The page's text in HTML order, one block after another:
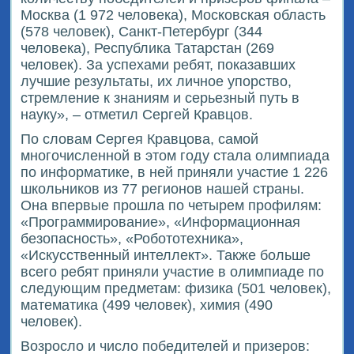
Москва (1 972 человека), Московская область
(578 человек), Санкт-Петербург (344
человека), Республика Татарстан (269
человек). За успехами ребят, показавших
лучшие результаты, их личное упорство,
стремление к знаниям и серьезный путь в
науку», – отметил Сергей Кравцов.
По словам Сергея Кравцова, самой
многочисленной в этом году стала олимпиада
по информатике, в ней приняли участие 1 226
школьников из 77 регионов нашей страны.
Она впервые прошла по четырем профилям:
«Программирование», «Информационная
безопасность», «Робототехника»,
«Искусственный интеллект». Также больше
всего ребят приняли участие в олимпиаде по
следующим предметам: физика (501 человек),
математика (499 человек), химия (490
человек).
Возросло и число победителей и призеров: